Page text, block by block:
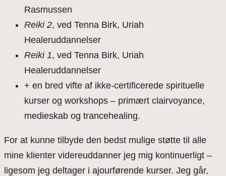
Rasmussen
Reiki 2, ved Tenna Birk, Uriah
Healeruddannelser
Reiki 1, ved Tenna Birk, Uriah
Healeruddannelser
+ en bred vifte af ikke-certificerede spirituelle
kurser og workshops – primært clairvoyance,
medieskab og trancehealing.
For at kunne tilbyde den bedst mulige støtte til alle
mine klienter videreuddanner jeg mig kontinuerligt –
ligesom jeg deltager i ajourførende kurser. Jeg går,